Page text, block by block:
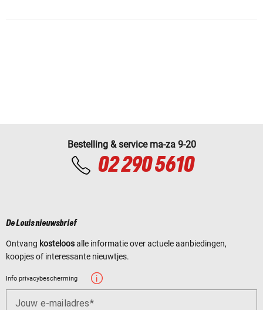
Bestelling & service ma-za 9-20
02 290 5610
De Louis nieuwsbrief
Ontvang kosteloosalle informatie over actuele aanbiedingen,
koopjes of interessante nieuwtjes.
Info privacybescherming
Jouw e-mailadres